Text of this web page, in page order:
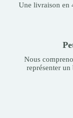
Une livraison en
Nous
représenter